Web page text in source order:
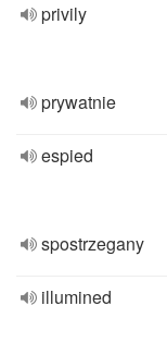
privily
prywatnie
espied
spostrzegany
illumined